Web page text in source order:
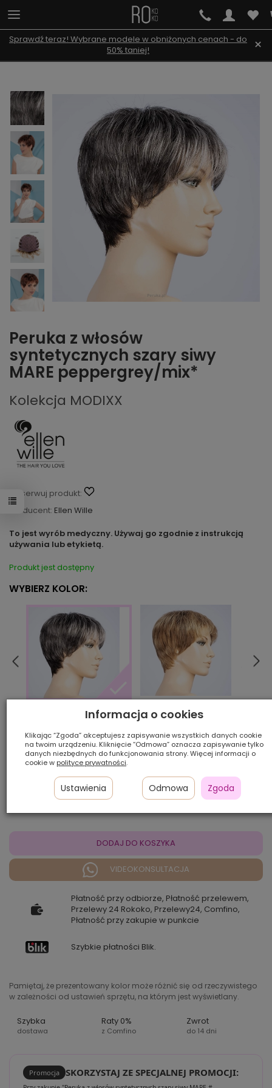
Sprawdź teraz! Wybrane modele w obniżonych cenach - do
50% taniej!
×
Peruka z włosów
syntetycznych szary siwy
MARE peppergrey/mix*
Kolekcja MODIXX
Obserwuj produkt:
Producent: Ellen Wille
To jest wyrób medyczny. Używaj go zgodnie z instrukcją
używania lub etykietą.
Produkt jest dostępny
WYBIERZ KOLOR:
bernsteinmulti/shad
Ilość szt.:
552,50 zł
Cena katalogowa:850,00 zł
DODAJ DO KOSZYKA
VIDEOKONSULTACJA
Płatność przy odbiorze, Płatność przelewem,
Przelewy 24 Rokoko, Przelewy24, Comfino,
Płatność przy zakupie w punkcie
Szybkie płatności Blik.
Pamiętaj, że prezentowany kolor może różnić się od rzeczywistego
w zależności od ustawień sprzętu, na którym jest wyświetlany.
Szybka
dostawa
Raty 0%
z Comfino
Zwrot
do 14 dni
Promocja SKORZYSTAJ ZE SPECJALNEJ PROMOCJI:
Informacja o cookies
Klikając “Zgoda” akceptujesz zapisywanie wszystkich danych cookie
na twoim urządzeniu. Kliknięcie “Odmowa” oznacza zapisywanie tylko
danych niezbędnych do funkcjonowania strony. Więcej informacji o
cookie w polityce prywatności.
Ustawienia Odmowa Zgoda